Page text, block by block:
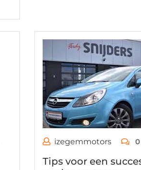
izegemmotors
Tips voor een